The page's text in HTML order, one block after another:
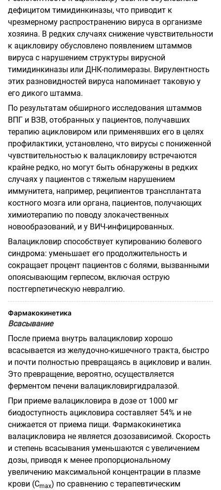
дефицитом тимидинкиназы, что приводит к
чрезмерному распространению вируса в организме
хозяина. В редких случаях снижение чувствительности
к ацикловиру обусловлено появлением штаммов
вируса с нарушением структуры вирусной
тимидинкиназы или ДНК-полимеразы. Вирулентность
этих разновидностей вируса напоминает таковую у
его дикого штамма.
По результатам обширного исследования штаммов
ВПГ и ВЗВ, отобранных у пациентов, получавших
терапию ацикловиром или применявших его в целях
профилактики, установлено, что вирусы с пониженной
чувствительностью к валацикловиру встречаются
крайне редко, но могут быть обнаружены в редких
случаях у пациентов с тяжелым нарушением
иммунитета, например, реципиентов трансплантата
костного мозга или органа, пациентов, получающих
химиотерапию по поводу злокачественных
новообразований, и у ВИЧ-инфицированных.
Валацикловир способствует купированию болевого
синдрома: уменьшает его продолжительность и
сокращает процент пациентов с болями, вызванными
опоясывающим герпесом, включая острую
постгерпетическую невралгию.
Фармакокинетика
Всасывание
После приема внутрь валацикловир хорошо
всасывается из желудочно-кишечного тракта, быстро
и почти полностью превращаясь в ацикловир и валин.
Это превращение, вероятно, осуществляется
ферментом печени валацикловиргидралазой.
При приеме валацикловира в дозе от 1000 мг
биодоступность ацикловира составляет 54% и не
снижается от приема пищи. Фармакокинетика
валацикловира не является дозозависимой. Скорость
и степень всасывания уменьшаются с увеличением
дозы, приводя к менее пропорциональному
увеличению максимальной концентрации в плазме
крови (Сmах) по сравнению с терапевтическим